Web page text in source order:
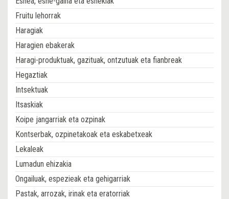
Fruitu lehorrak
Haragiak
Haragien ebakerak
Haragi-produktuak, gazituak, ontzutuak eta fianbreak
Hegaztiak
Intsektuak
Itsaskiak
Koipe jangarriak eta ozpinak
Kontserbak, ozpinetakoak eta eskabetxeak
Lekaleak
Lumadun ehizakia
Ongailuak, espezieak eta gehigarriak
Pastak, arrozak, irinak eta eratorriak